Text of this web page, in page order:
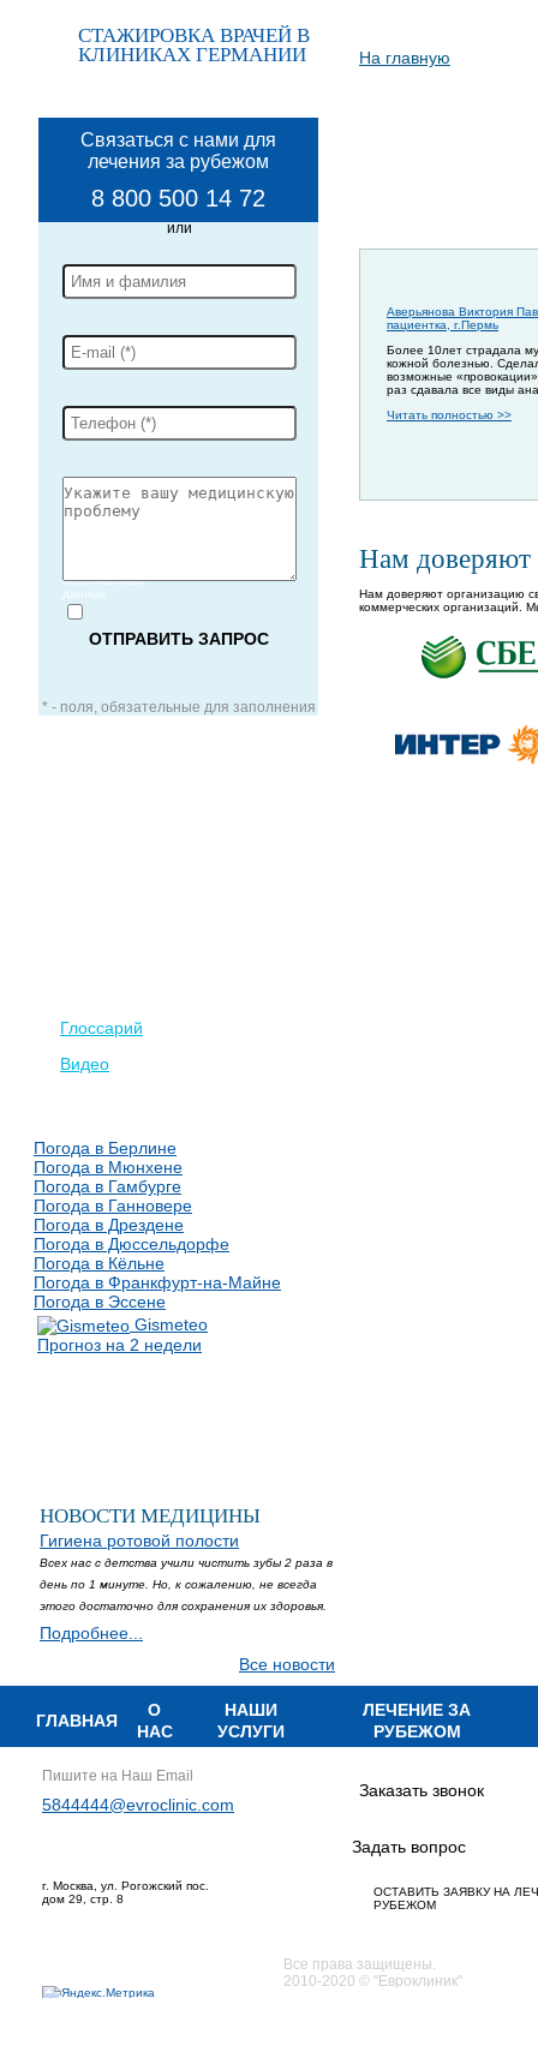
СТАЖИРОВКА ВРАЧЕЙ В
КЛИНИКАХ ГЕРМАНИИ
Связаться с нами для
лечения за рубежом
8 800 500 14 72
персональных
данных
* - поля, обязательные для заполнения
Глоссарий
Видео
Погода в Берлине
Погода в Мюнхене
Погода в Гамбурге
Погода в Ганновере
Погода в Дрездене
Погода в Дюссельдорфе
Погода в Кёльне
Погода в Франкфурт-на-Майне
Погода в Эссене
Gismeteo
Прогноз на 2 недели
НОВОСТИ МЕДИЦИНЫ
Гигиена ротовой полости
Всех нас с детства учили чистить зубы 2 раза в
день по 1 минуте. Но, к сожалению, не всегда
этого достаточно для сохранения их здоровья.
Подробнее...
Все новости
На главную
Аверьянова Виктория
пациентка, г.Пермь
Более 10лет страдала
кожной болезнью.
возможные
раз сдавала все виды
Читать полностью >>
Нам доверяют
Нам доверяют организацию
коммерческих организаций.
ГЛАВНАЯ
О
НАС
НАШИ
УСЛУГИ
ЛЕЧЕНИЕ ЗА
РУБЕЖОМ
Пишите на Наш Email
5844444@evroclinic.com
Заказать звонок
Задать вопрос
ОСТАВИТЬ ЗАЯВКУ НА
РУБЕЖОМ
г. Москва, ул. Рогожский пос.
дом 29, стр. 8
Все права защищены.
2010-2020 © "Евроклиник"